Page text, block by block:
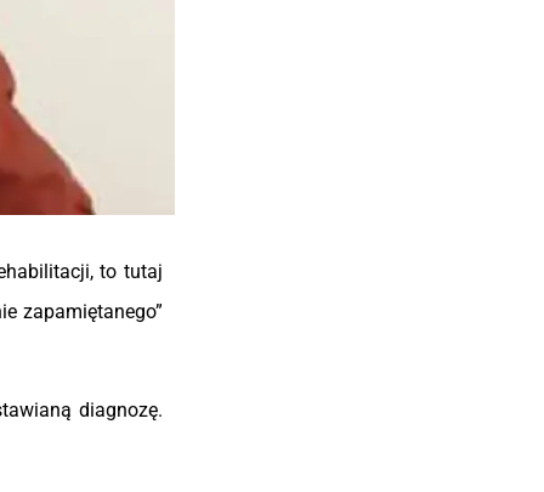
to tutaj
zapamiętanego”
diagnozę.